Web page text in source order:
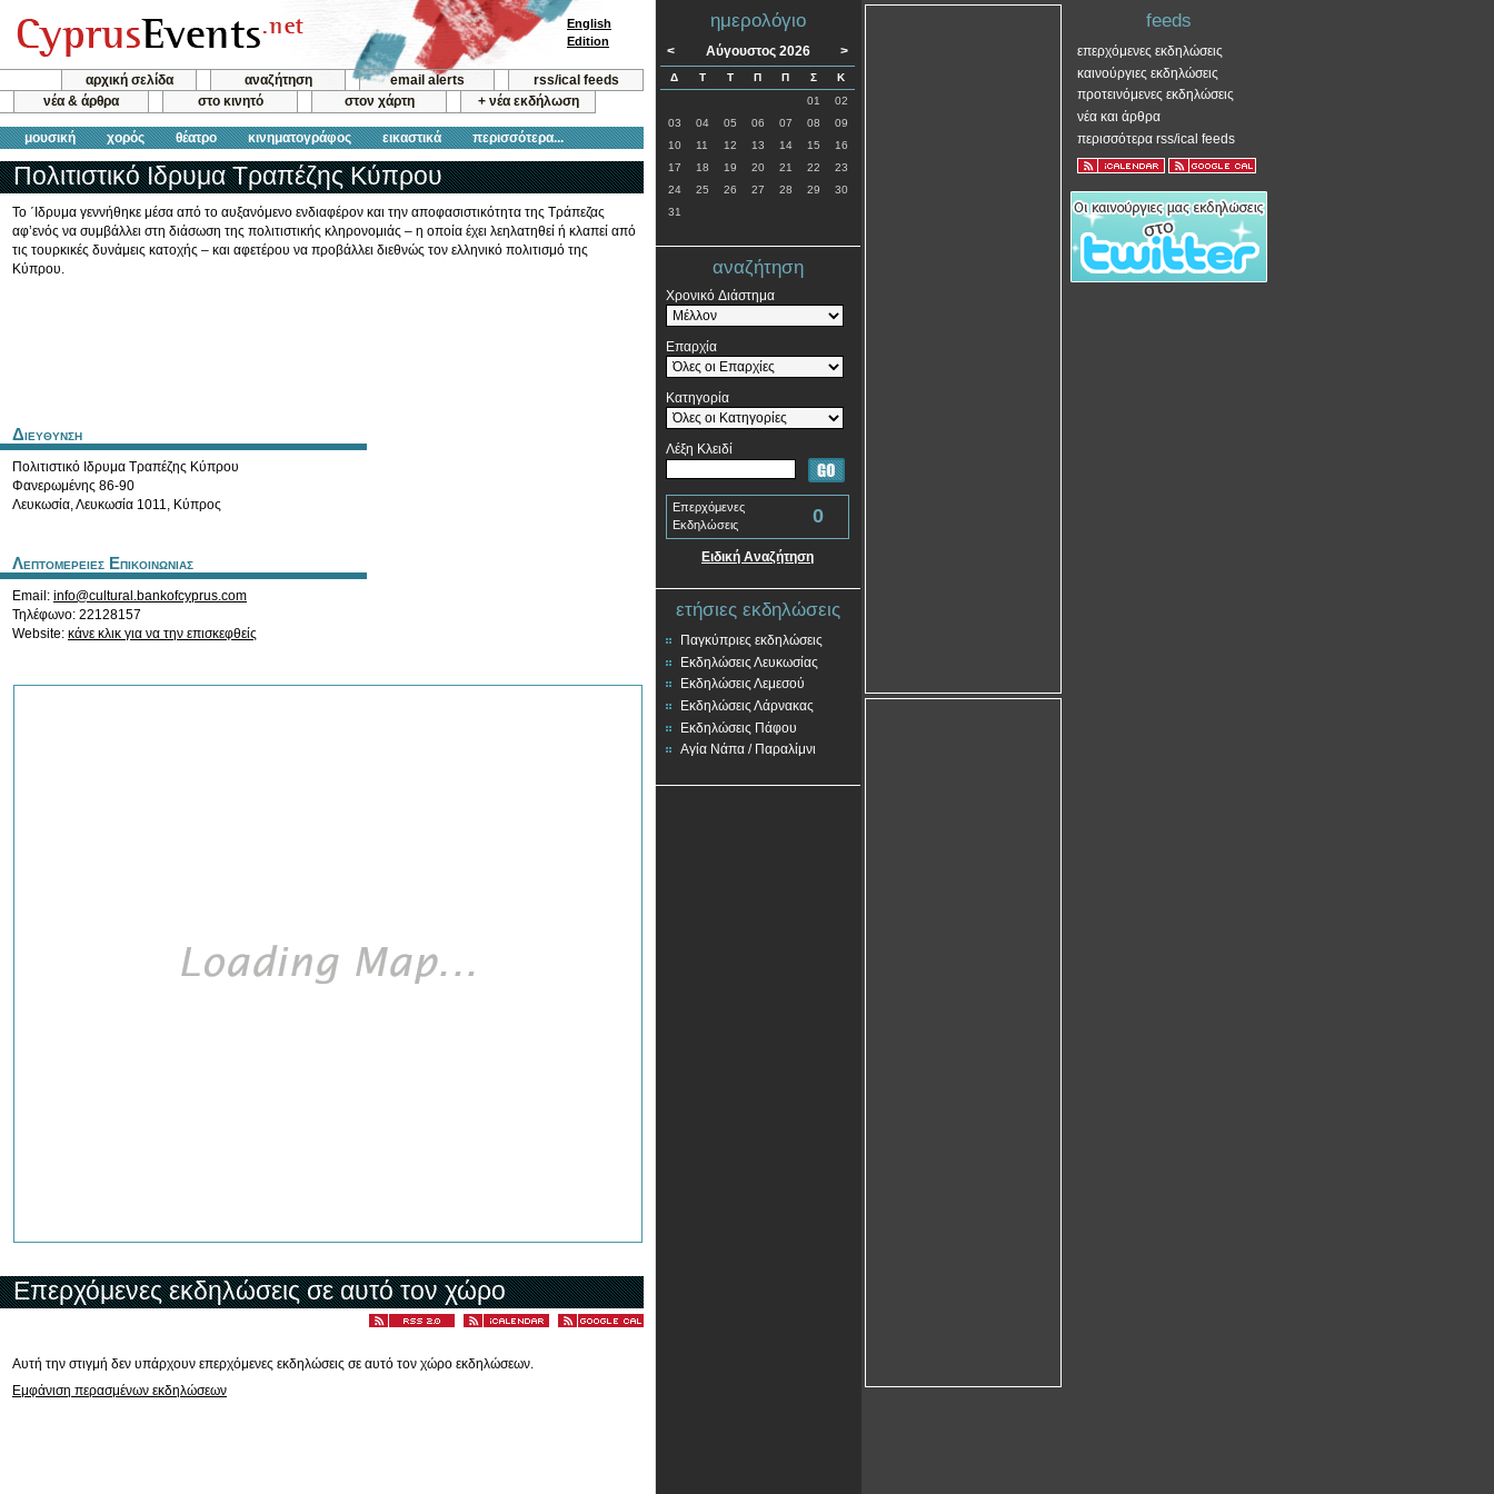
αρχική σελίδα αναζήτηση email alerts
rss/ical feeds
νέα & άρθρα
στο κινητό στον χάρτη + νέα εκδήλωση
μουσική χορός θέατρο κινηματογράφος εικαστικά περισσότερα...
English
Edition
Πολιτιστικό Ιδρυμα Τραπέζης Κύπρου
Το ΄Iδρυμα γεννήθηκε μέσα από το αυξανόμενο ενδιαφέρον και την αποφασιστικότητα της Τράπεζας
αφ’ενός να συμβάλλει στη διάσωση της πολιτιστικής κληρονομιάς – η οποία έχει λεηλατηθεί ή κλαπεί από
τις τουρκικές δυνάμεις κατοχής – και αφετέρου να προβάλλει διεθνώς τον ελληνικό πολιτισμό της
Κύπρου.
Διευθυνση
Πολιτιστικό Ιδρυμα Τραπέζης Κύπρου
Φανερωμένης 86-90
Λευκωσία,Λευκωσία 1011, Κύπρος
Λεπτομερειες Επικοινωνιας
Email: info@cultural.bankofcyprus.com
Τηλέφωνο: 22128157
Website: κάνε κλικ για να την επισκεφθείς
Επερχόμενες εκδηλώσεις σε αυτό τον χώρο
Αυτή την στιγμή δεν υπάρχουν επερχόμενες εκδηλώσεις σε αυτό τον χώρο εκδηλώσεων.
Εμφάνιση περασμένων εκδηλώσεων
ημερολόγιο
< Αύγουστος 2026 >
Δ Τ Τ Π Π Σ
Κ
01
02
03
04 05 06 07 08
09
10
11 12 13 14 15
16
17
18 19 20 21 22
23
24
25 26 27 28 29
30
31
αναζήτηση
Χρονικό Διάστημα
Επαρχία
Κατηγορία
Λέξη Κλειδί
Επερχόμενες
Εκδηλώσεις
0
Ειδική Αναζήτηση
ετήσιες εκδηλώσεις
Παγκύπριες εκδηλώσεις
Εκδηλώσεις Λευκωσίας
Εκδηλώσεις Λεμεσού
Εκδηλώσεις Λάρνακας
Εκδηλώσεις Πάφου
Αγία Νάπα / Παραλίμνι
feeds
επερχόμενες εκδηλώσεις
καινούργιες εκδηλώσεις
προτεινόμενες εκδηλώσεις
νέα και άρθρα
περισσότερα rss/ical feeds